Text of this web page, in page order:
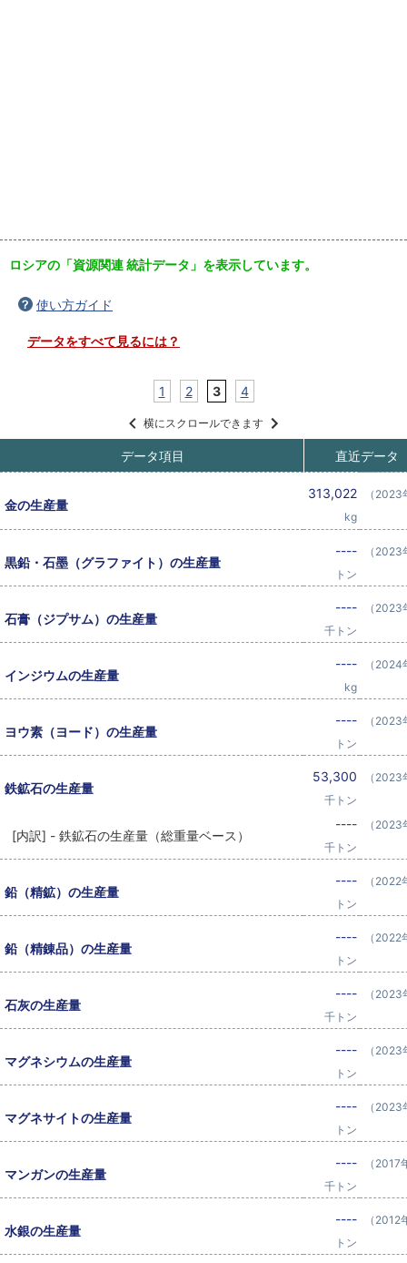
ロシアの「資源関連 統計データ」を表示しています。
使い方ガイド
データをすべて見るには？
1 2 3 4
横にスクロールできます
データ項目 直近データ
金の生産量
313,022
kg
（2023
黒鉛・石墨（グラファイト）の生産量
----
トン
（2023
石膏（ジプサム）の生産量
----
千トン
（2023
インジウムの生産量
----
kg
（2024
ヨウ素（ヨード）の生産量
----
トン
（2023
鉄鉱石の生産量
53,300
千トン
（2023
[内訳] - 鉄鉱石の生産量（総重量ベース）
----
千トン
（2023
鉛（精鉱）の生産量
----
トン
（2022
鉛（精錬品）の生産量
----
トン
（2022
石灰の生産量
----
千トン
（2023
マグネシウムの生産量
----
トン
（2023
マグネサイトの生産量
----
トン
（2023
マンガンの生産量
----
千トン
（2017
水銀の生産量
----
トン
（2012